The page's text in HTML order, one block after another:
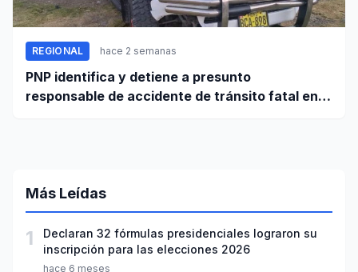
REGIONAL hace 2 semanas
PNP identifica y detiene a presunto
responsable de accidente de tránsito fatal en
Más Leídas
1
Declaran 32 fórmulas presidenciales lograron su
inscripción para las elecciones 2026
hace 6 meses